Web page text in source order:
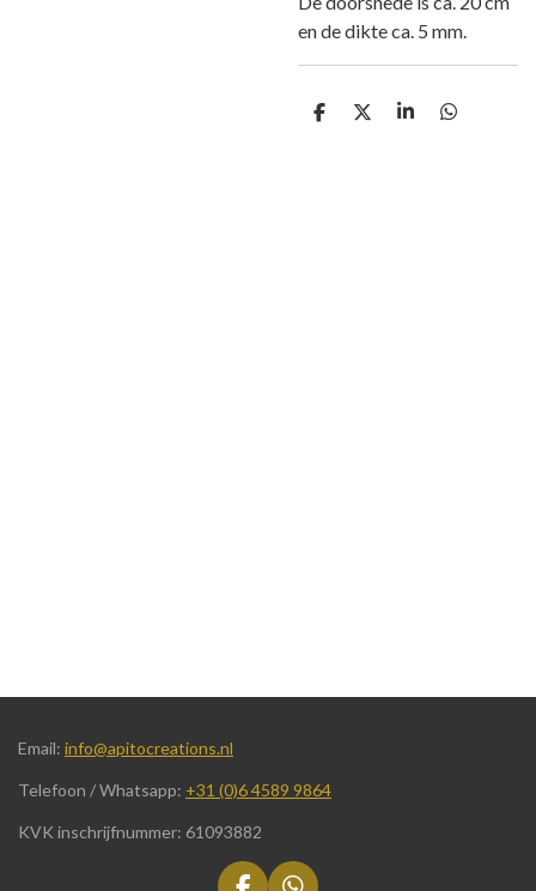
en de dikte ca. 5 mm.
D
D
S
D
Email: info@apitocreations.nl
Telefoon / Whatsapp: +31 (0)6 4589 9864
KVK inschrijfnummer: 61093882